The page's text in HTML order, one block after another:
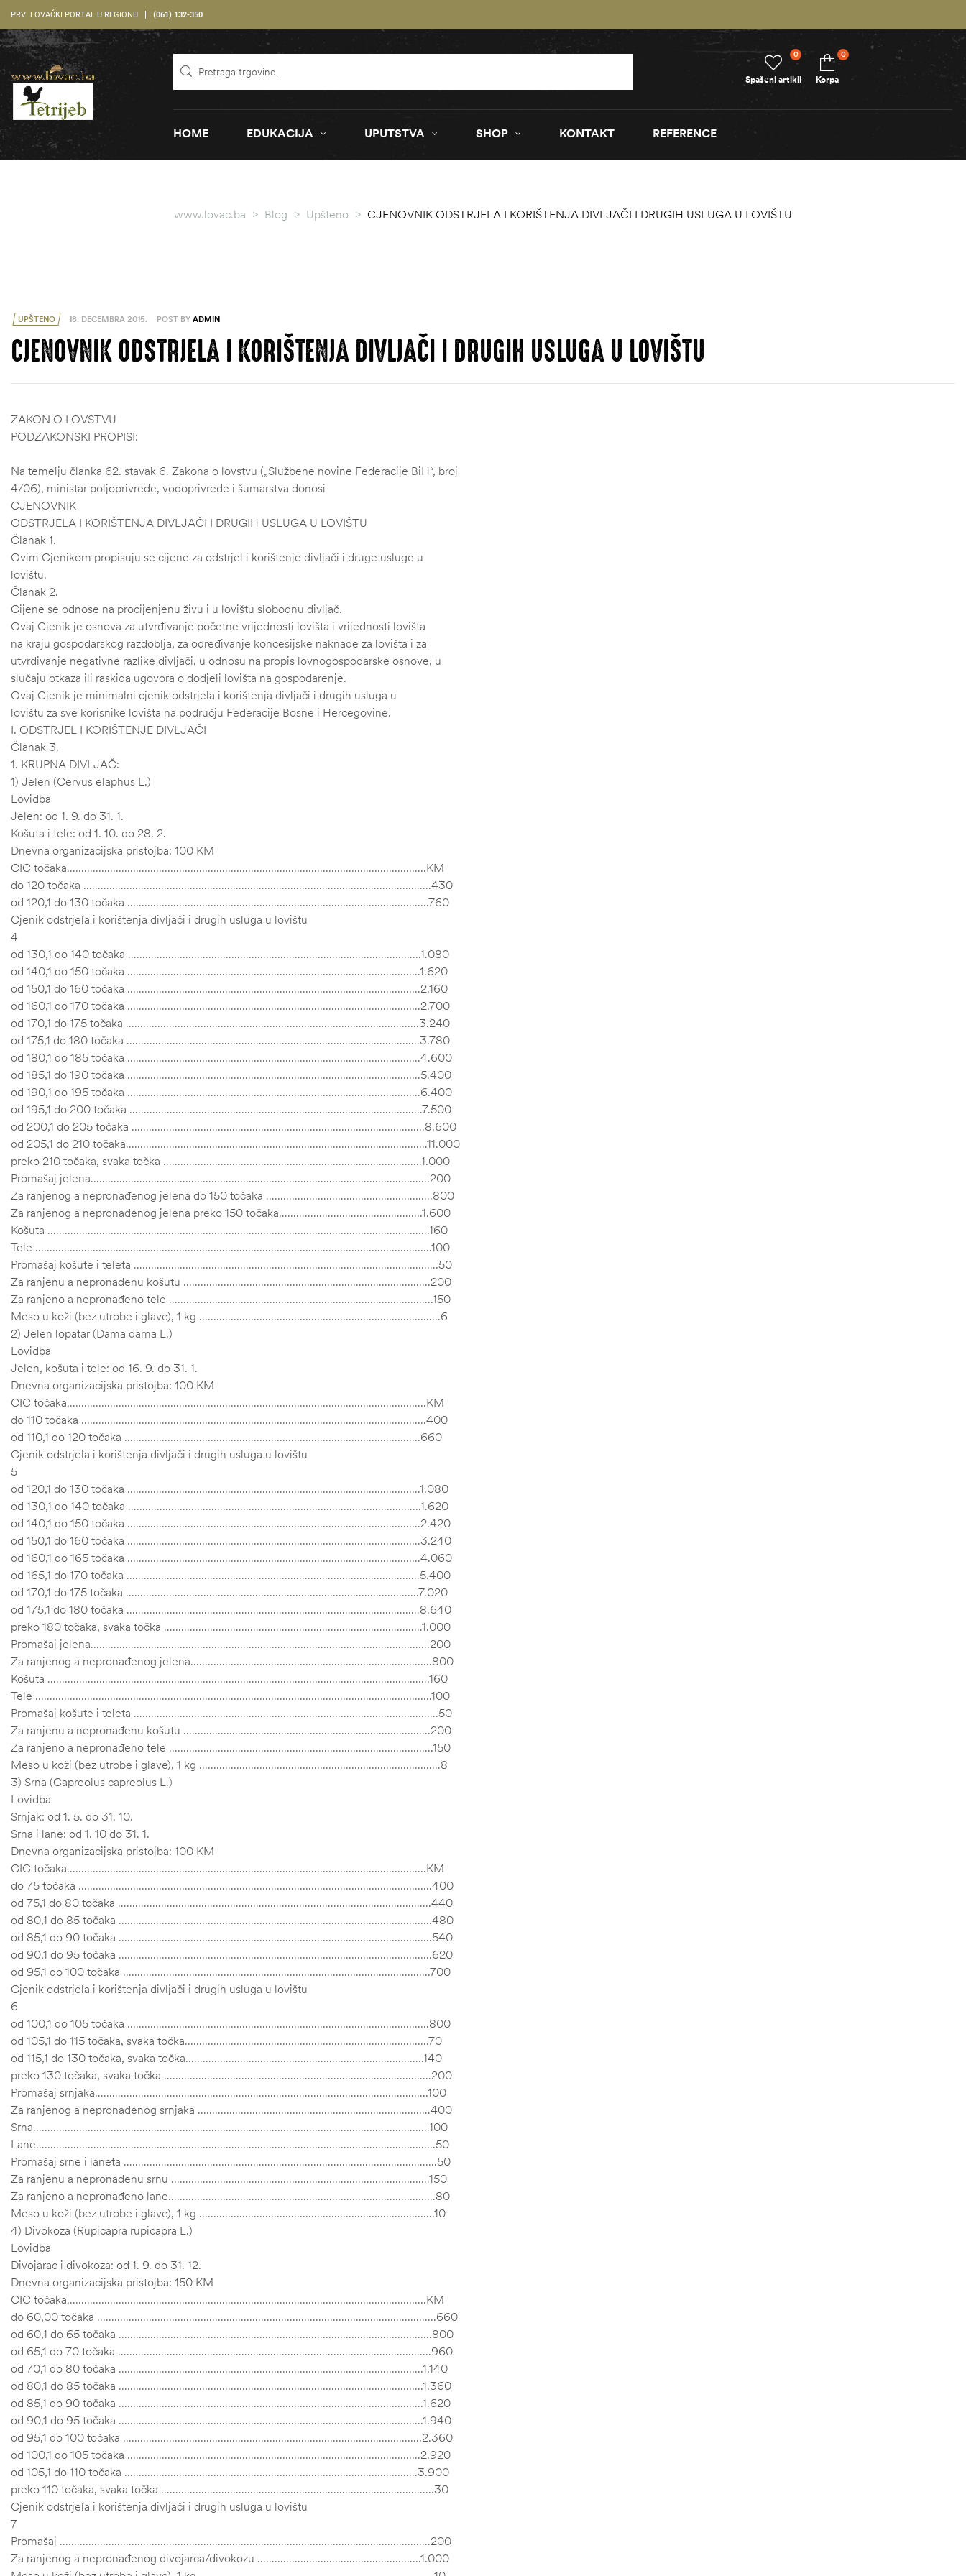
PRVI LOVAČKI PORTAL U REGIONU (061) 132-350
Spašeni artikli
0
Korpa
0
HOME EDUKACIJA UPUTSTVA SHOP KONTAKT REFERENCE
www.lovac.ba > Blog > Upšteno > CJENOVNIK ODSTRJELA I KORIŠTENJA DIVLJAČI I DRUGIH USLUGA U LOVIŠTU
UPŠTENO 18. DECEMBRA 2015. POST BY ADMIN
CJENOVNIK ODSTRJELA I KORIŠTENJA DIVLJAČI I DRUGIH USLUGA U LOVIŠTU
ZAKON O LOVSTVU
PODZAKONSKI PROPISI:
Na temelju članka 62. stavak 6. Zakona o lovstvu („Službene novine Federacije BiH“, broj
4/06), ministar poljoprivrede, vodoprivrede i šumarstva donosi
CJENOVNIK
ODSTRJELA I KORIŠTENJA DIVLJAČI I DRUGIH USLUGA U LOVIŠTU
Članak 1.
Ovim Cjenikom propisuju se cijene za odstrjel i korištenje divljači i druge usluge u
lovištu.
Članak 2.
Cijene se odnose na procijenjenu živu i u lovištu slobodnu divljač.
Ovaj Cjenik je osnova za utvrđivanje početne vrijednosti lovišta i vrijednosti lovišta
na kraju gospodarskog razdoblja, za određivanje koncesijske naknade za lovišta i za
utvrđivanje negativne razlike divljači, u odnosu na propis lovnogospodarske osnove, u
slučaju otkaza ili raskida ugovora o dodjeli lovišta na gospodarenje.
Ovaj Cjenik je minimalni cjenik odstrjela i korištenja divljači i drugih usluga u
lovištu za sve korisnike lovišta na području Federacije Bosne i Hercegovine.
I. ODSTRJEL I KORIŠTENJE DIVLJAČI
Članak 3.
1. KRUPNA DIVLJAČ:
1) Jelen (Cervus elaphus L.)
Lovidba
Jelen: od 1. 9. do 31. 1.
Košuta i tele: od 1. 10. do 28. 2.
Dnevna organizacijska pristojba: 100 KM
CIC točaka……………………………………………………………………………………………………………..KM
do 120 točaka ………………………………………………………………………………………………………….430
od 120,1 do 130 točaka ……………………………………………………………………………………………760
Cjenik odstrjela i korištenja divljači i drugih usluga u lovištu
4
od 130,1 do 140 točaka …………………………………………………………………………………………1.080
od 140,1 do 150 točaka …………………………………………………………………………………………1.620
od 150,1 do 160 točaka …………………………………………………………………………………………2.160
od 160,1 do 170 točaka …………………………………………………………………………………………2.700
od 170,1 do 175 točaka …………………………………………………………………………………………3.240
od 175,1 do 180 točaka …………………………………………………………………………………………3.780
od 180,1 do 185 točaka …………………………………………………………………………………………4.600
od 185,1 do 190 točaka …………………………………………………………………………………………5.400
od 190,1 do 195 točaka …………………………………………………………………………………………6.400
od 195,1 do 200 točaka …………………………………………………………………………………………7.500
od 200,1 do 205 točaka …………………………………………………………………………………………8.600
od 205,1 do 210 točaka……………………………………………………………………………………………11.000
preko 210 točaka, svaka točka ………………………………………………………………………………1.000
Promašaj jelena……………………………………………………………………………………………………….200
Za ranjenog a nepronađenog jelena do 150 točaka ………………………………………………….800
Za ranjenog a nepronađenog jelena preko 150 točaka…………………………………………..1.600
Košuta …………………………………………………………………………………………………………………….160
Tele …………………………………………………………………………………………………………………………100
Promašaj košute i teleta …………………………………………………………………………………………….50
Za ranjenu a nepronađenu košutu …………………………………………………………………………..200
Za ranjeno a nepronađeno tele ………………………………………………………………………………..150
Meso u koži (bez utrobe i glave), 1 kg …………………………………………………………………………6
2) Jelen lopatar (Dama dama L.)
Lovidba
Jelen, košuta i tele: od 16. 9. do 31. 1.
Dnevna organizacijska pristojba: 100 KM
CIC točaka……………………………………………………………………………………………………………..KM
do 110 točaka …………………………………………………………………………………………………………400
od 110,1 do 120 točaka ………………………………………………………………………………………….660
Cjenik odstrjela i korištenja divljači i drugih usluga u lovištu
5
od 120,1 do 130 točaka …………………………………………………………………………………………1.080
od 130,1 do 140 točaka …………………………………………………………………………………………1.620
od 140,1 do 150 točaka …………………………………………………………………………………………2.420
od 150,1 do 160 točaka …………………………………………………………………………………………3.240
od 160,1 do 165 točaka …………………………………………………………………………………………4.060
od 165,1 do 170 točaka …………………………………………………………………………………………5.400
od 170,1 do 175 točaka …………………………………………………………………………………………7.020
od 175,1 do 180 točaka …………………………………………………………………………………………8.640
preko 180 točaka, svaka točka ………………………………………………………………………………1.000
Promašaj jelena……………………………………………………………………………………………………….200
Za ranjenog a nepronađenog jelena…………………………………………………………………………800
Košuta …………………………………………………………………………………………………………………….160
Tele …………………………………………………………………………………………………………………………100
Promašaj košute i teleta …………………………………………………………………………………………….50
Za ranjenu a nepronađenu košutu …………………………………………………………………………..200
Za ranjeno a nepronađeno tele ………………………………………………………………………………..150
Meso u koži (bez utrobe i glave), 1 kg …………………………………………………………………………8
3) Srna (Capreolus capreolus L.)
Lovidba
Srnjak: od 1. 5. do 31. 10.
Srna i lane: od 1. 10 do 31. 1.
Dnevna organizacijska pristojba: 100 KM
CIC točaka……………………………………………………………………………………………………………..KM
do 75 točaka ……………………………………………………………………………………………………………400
od 75,1 do 80 točaka ……………………………………………………………………………………………….440
od 80,1 do 85 točaka ……………………………………………………………………………………………….480
od 85,1 do 90 točaka ……………………………………………………………………………………………….540
od 90,1 do 95 točaka ……………………………………………………………………………………………….620
od 95,1 do 100 točaka ……………………………………………………………………………………………..700
Cjenik odstrjela i korištenja divljači i drugih usluga u lovištu
6
od 100,1 do 105 točaka ……………………………………………………………………………………………800
od 105,1 do 115 točaka, svaka točka………………………………………………………………………….70
od 115,1 do 130 točaka, svaka točka………………………………………………………………………..140
preko 130 točaka, svaka točka …………………………………………………………………………………200
Promašaj srnjaka……………………………………………………………………………………………………..100
Za ranjenog a nepronađenog srnjaka ………………………………………………………………………400
Srna…………………………………………………………………………………………………………………………100
Lane………………………………………………………………………………………………………………………….50
Promašaj srne i laneta ……………………………………………………………………………………………….50
Za ranjenu a nepronađenu srnu ………………………………………………………………………………150
Za ranjeno a nepronađeno lane…………………………………………………………………………………80
Meso u koži (bez utrobe i glave), 1 kg ……………………………………………………………………….10
4) Divokoza (Rupicapra rupicapra L.)
Lovidba
Divojarac i divokoza: od 1. 9. do 31. 12.
Dnevna organizacijska pristojba: 150 KM
CIC točaka……………………………………………………………………………………………………………..KM
do 60,00 točaka ……………………………………………………………………………………………………….660
od 60,1 do 65 točaka ……………………………………………………………………………………………….800
od 65,1 do 70 točaka ……………………………………………………………………………………………….960
od 70,1 do 80 točaka …………………………………………………………………………………………….1.140
od 80,1 do 85 točaka …………………………………………………………………………………………….1.360
od 85,1 do 90 točaka …………………………………………………………………………………………….1.620
od 90,1 do 95 točaka …………………………………………………………………………………………….1.940
od 95,1 do 100 točaka …………………………………………………………………………………………..2.360
od 100,1 do 105 točaka …………………………………………………………………………………………2.920
od 105,1 do 110 točaka …………………………………………………………………………………………3.900
preko 110 točaka, svaka točka …………………………………………………………………………………..30
Cjenik odstrjela i korištenja divljači i drugih usluga u lovištu
7
Promašaj …………………………………………………………………………………………………………………200
Za ranjenog a nepronađenog divojarca/divokozu …………………………………………………1.000